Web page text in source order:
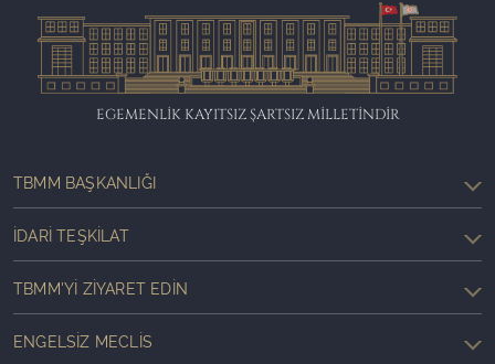
EGEMENLİK KAYITSIZ ŞARTSIZ MİLLETİNDİR
TBMM BAŞKANLIĞI
İDARI TEŞKILAT
TBMM'YI ZIYARET EDIN
ENGELSIZ MECLIS